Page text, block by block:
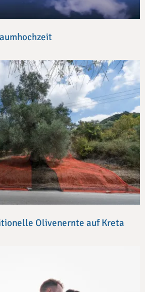
Olivenernte auf Kreta